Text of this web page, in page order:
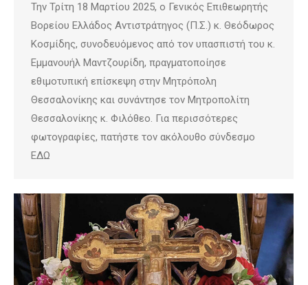
Την Τρίτη 18 Μαρτίου 2025, ο Γενικός Επιθεωρητής
Βορείου Ελλάδος Αντιστράτηγος (Π.Σ.) κ. Θεόδωρος
Κοσμίδης, συνοδευόμενος από τον υπασπιστή του κ.
Εμμανουήλ Μαντζουρίδη, πραγματοποίησε
εθιμοτυπική επίσκεψη στην Μητρόπολη
Θεσσαλονίκης και συνάντησε τον Μητροπολίτη
Θεσσαλονίκης κ. Φιλόθεο. Για περισσότερες
φωτογραφίες, πατήστε τον ακόλουθο σύνδεσμο
ΕΔΩ